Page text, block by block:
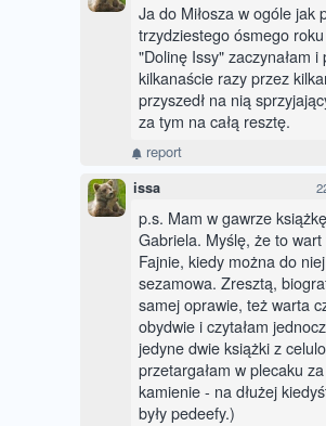
Ja do Miłosza w ogóle jak
trzydziestego ósmego
"Dolinę Issy" zaczynałam i
kilkanaście razy przez
przyszedł na nią
za tym na całą resztę.
report
issa
p.s. Mam w gawrze
Gabriela. Myślę, że to
Fajnie, kiedy można do
sezamowa. Zresztą,
samej oprawie, też warta
obydwie i czytałam
jedyne dwie książki z
przetargałam w plecaku
kamienie - na dłużej
były pedeefy.)